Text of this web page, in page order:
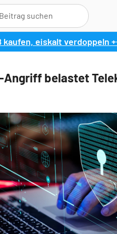
kaufen, eiskalt verdoppeln
Angriff belastet